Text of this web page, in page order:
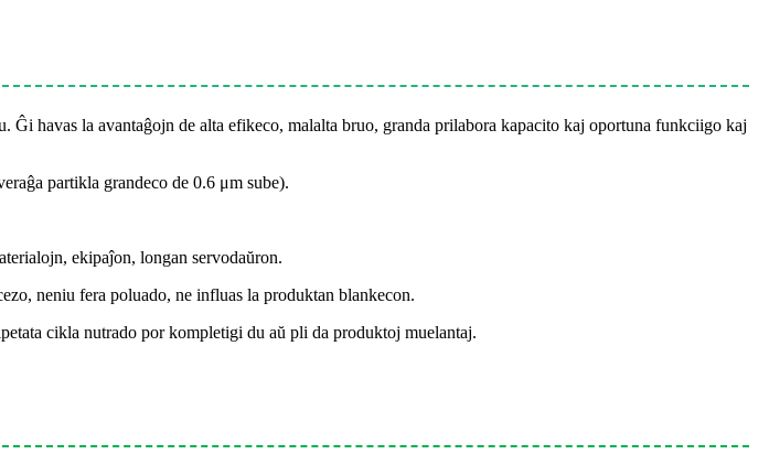
havas la avantaĝojn de alta efikeco, malalta bruo, granda prilabora kapacito kaj oportuna funkciigo kaj
partikla grandeco de 0.6 μm sube).
ekipaĵon, longan servodaŭron.
neniu fera poluado, ne influas la produktan blankecon.
cikla nutrado por kompletigi du aŭ pli da produktoj muelantaj.